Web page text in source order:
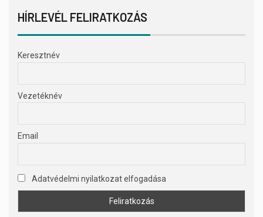
HÍRLEVÉL FELIRATKOZÁS
Keresztnév
Vezetéknév
Email
Adatvédelmi nyilatkozat elfogadása